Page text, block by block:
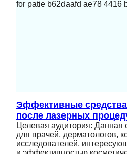
Эффективные средства
после лазерных
Целевая аудитория: Данная
для врачей, дерматологов,
исследователей,